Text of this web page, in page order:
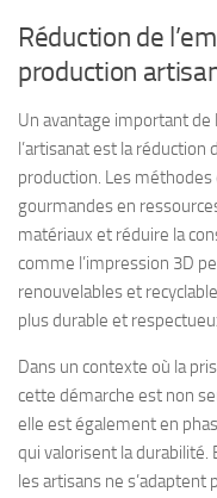
Réduction de
production
Un avantage important
l’artisanat est la réduction
production. Les
gourmandes en
matériaux et réduire la
comme l’impression 3D
renouvelables et
plus durable et
Dans un contexte où la
cette démarche est non
elle est également en
qui valorisent la durabilité.
les artisans ne